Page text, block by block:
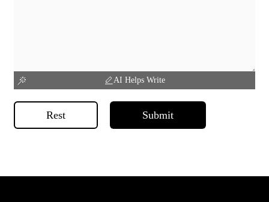
AI Helps Write
Rest Submit